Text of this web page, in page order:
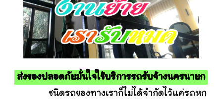
ส่งของปลอดภัยมั่นใจใช้บริการรถรับจ้างนครนายก
ชนิดรถของทางเราก็ไม่ได้จำกัดไว้แค่รถหก